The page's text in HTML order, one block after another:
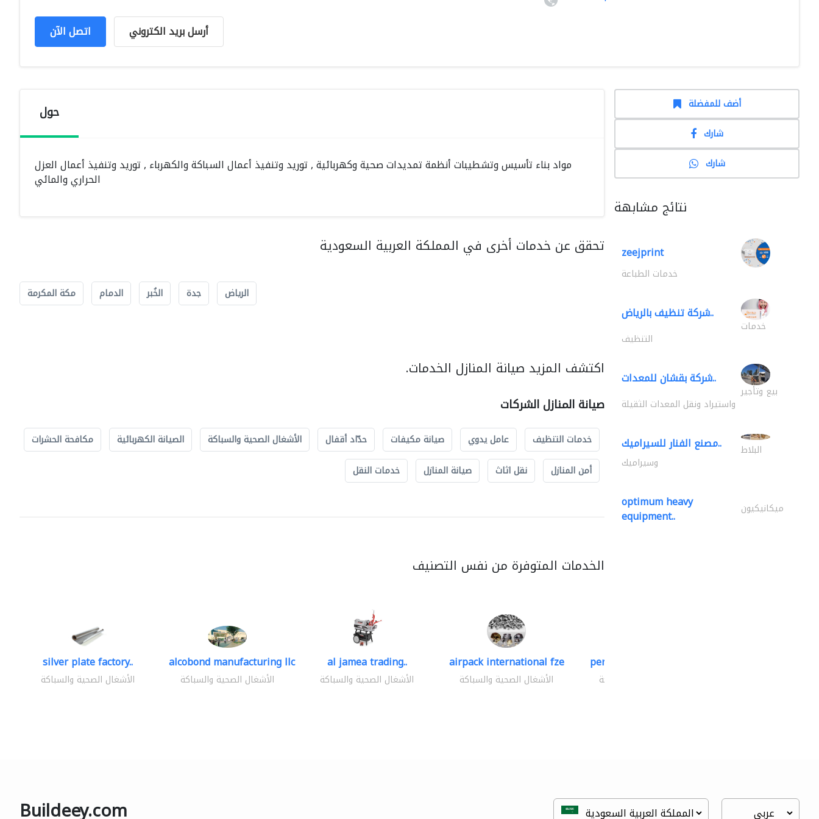
اتصل الآن أرسل بريد الكتروني
حول
مواد بناء تأسيس وتشطيبات أنظمة تمديدات صحية وكهربائية , توريد وتنفيذ أعمال السباكة والكهرباء , توريد وتنفيذ أعمال العزل
تحقق عن خدمات أخرى في المملكة العربية السعودية
الرياض جدة الخُبر الدمام مكة المكرمة
اكتشف المزيد صيانة المنازل الخدمات.
صيانة المنازل الشركات
خدمات التنظيف عامل يدوي صيانة مكيفات حدّاد أقفال الأشغال الصحية والسباكة الصيانة الكهربائية
مكافحة الحشرات
أمن المنازل
نقل اثاث صيانة المنازل خدمات النقل
الخدمات المتوفرة من نفس التصنيف
silver plate factory..
الأشغال الصحية والسباكة
alcobond manufacturing llc
الأشغال الصحية والسباكة
al jamea trading..
الأشغال الصحية والسباكة
airpack international fze
الأشغال الصحية والسباكة
perfect international fzc
الأشغال الصحية والسباكة
أضف للمفضلة
شارك
شارك
نتائج مشابهة
zeejprint
خدمات الطباعة
شركة تنظيف بالرياض..
خدمات
التنظيف
شركة بقشان للمعدات..
بيع وتأجير
واستيراد ونقل المعدات الثقيلة
مصنع الفنار للسيراميك.. البلاط
وسيراميك
optimum heavy
equipment.. ميكانيكيون
Buildeey.com